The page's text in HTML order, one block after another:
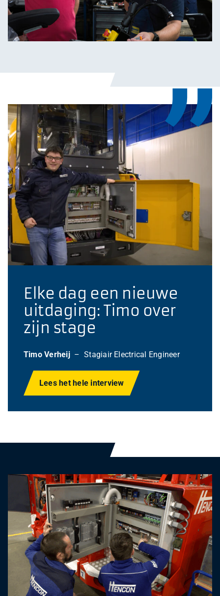
Elke dag een nieuwe
uitdaging: Timo over
zijn stage
Timo Verheij – Stagiair Electrical Engineer
Lees het hele interview